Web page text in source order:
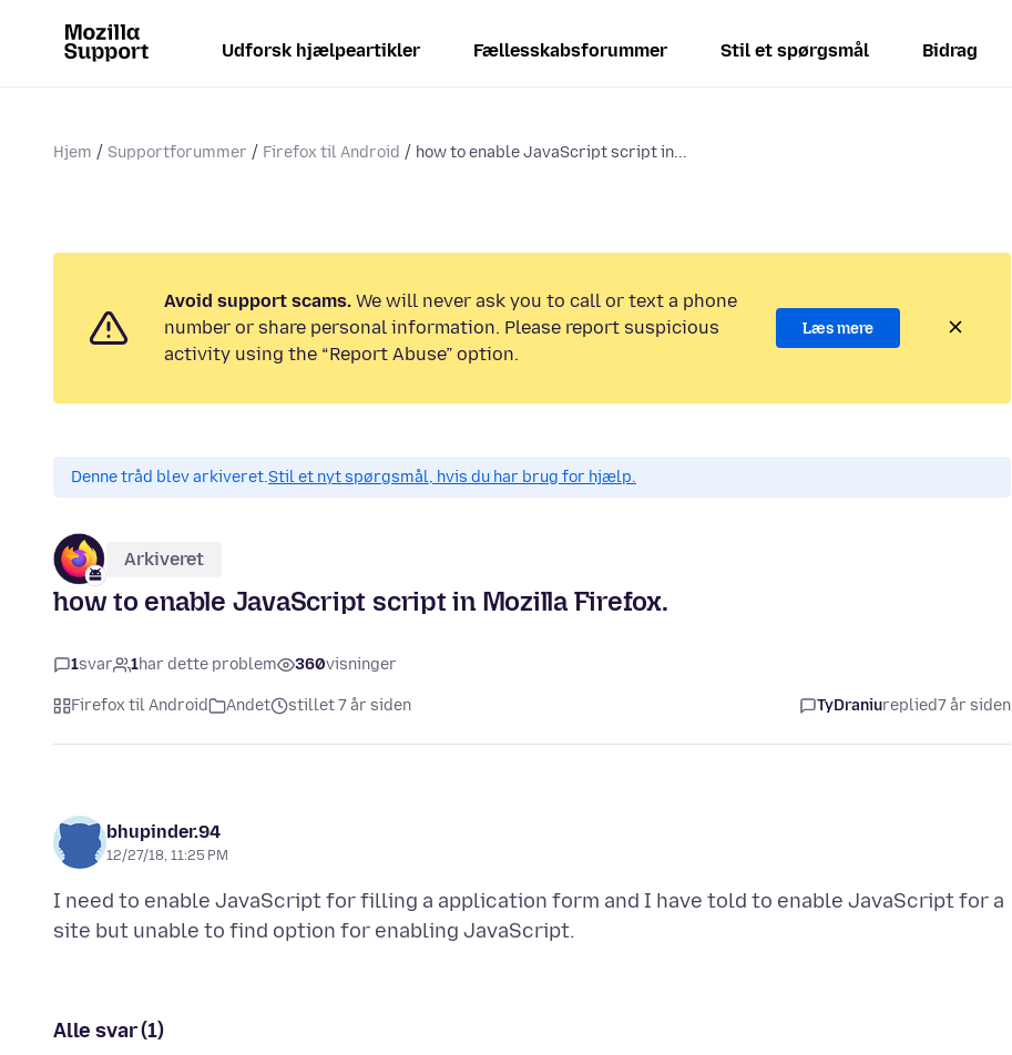
Udforsk hjælpeartikler Fællesskabsforummer Stil et spørgsmål Bidrag
Hjem Supportforummer Firefox til Android how to enable JavaScript script in...
Avoid support scams. We will never ask you to call or text a phone
number or share personal information. Please report suspicious
activity using the “Report Abuse” option.
Læs mere
Denne tråd blev arkiveret.Stil et nyt spørgsmål, hvis du har brug for hjælp.
Arkiveret
how to enable JavaScript script in Mozilla Firefox.
1svar 1har dette problem 360visninger
Firefox til Android Andet stillet 7 år siden TyDraniureplied7 år siden
bhupinder.94
12/27/18, 11:25 PM
I need to enable JavaScript for filling a application form and I have told to enable JavaScript for a
Alle svar (1)